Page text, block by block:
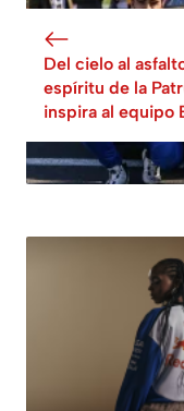
Del cielo al
espíritu de la
inspira al equipo